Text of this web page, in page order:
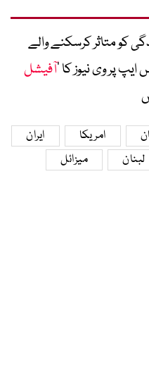
کو متاثر کرسکنے والے
پر وی نیوز کا ’آفیشل
امریکا
ایران
لبنان میزائل